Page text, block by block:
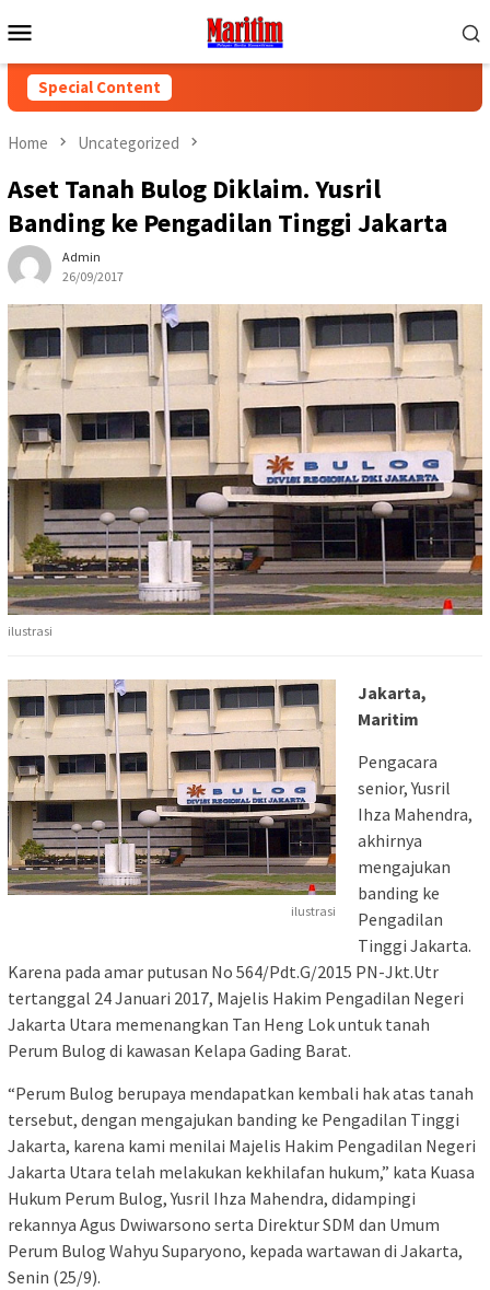
to
Menu
Special Content
Home Uncategorized
Aset Tanah Bulog Diklaim. Yusril
Banding ke Pengadilan Tinggi Jakarta
Admin
26/09/2017
ilustrasi
ilustrasi
Jakarta,
Maritim
Pengacara
senior, Yusril
Ihza Mahendra,
akhirnya
mengajukan
banding ke
Pengadilan
Tinggi Jakarta.
Karena pada amar putusan No 564/Pdt.G/2015 PN-Jkt.Utr
tertanggal 24 Januari 2017, Majelis Hakim Pengadilan Negeri
Jakarta Utara memenangkan Tan Heng Lok untuk tanah
Perum Bulog di kawasan Kelapa Gading Barat.
“Perum Bulog berupaya mendapatkan kembali hak atas tanah
tersebut, dengan mengajukan banding ke Pengadilan Tinggi
Jakarta, karena kami menilai Majelis Hakim Pengadilan Negeri
Jakarta Utara telah melakukan kekhilafan hukum,” kata Kuasa
Hukum Perum Bulog, Yusril Ihza Mahendra, didampingi
rekannya Agus Dwiwarsono serta Direktur SDM dan Umum
Perum Bulog Wahyu Suparyono, kepada wartawan di Jakarta,
Senin (25/9).